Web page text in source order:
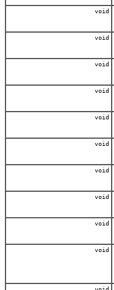
void
void
void
void
void
void
void
void
void
void